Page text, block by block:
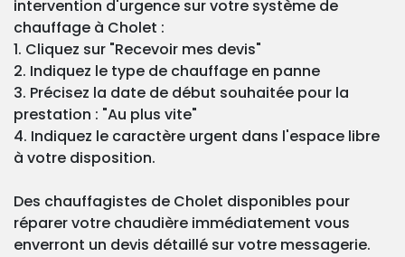
intervention d'urgence sur votre système de
chauffage à Cholet :
1. Cliquez sur "Recevoir mes devis"
2. Indiquez le type de chauffage en panne
3. Précisez la date de début souhaitée pour la
prestation : "Au plus vite"
4. Indiquez le caractère urgent dans l'espace libre
à votre disposition.
Des chauffagistes de Cholet disponibles pour
réparer votre chaudière immédiatement vous
enverront un devis détaillé sur votre messagerie.